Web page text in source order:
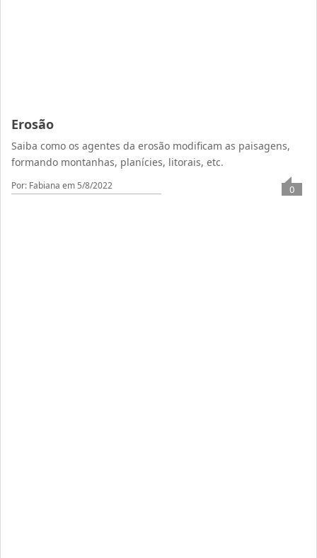
Erosão
Saiba como os agentes da erosão modificam as paisagens,
formando montanhas, planícies, litorais, etc.
Por: Fabiana em 5/8/2022 0